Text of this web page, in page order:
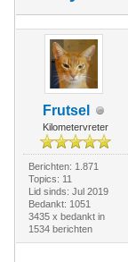
Frutsel
Kilometervreter
Berichten: 1.871
Topics: 11
Lid sinds: Jul 2019
Bedankt: 1051
3435 x bedankt in
1534 berichten